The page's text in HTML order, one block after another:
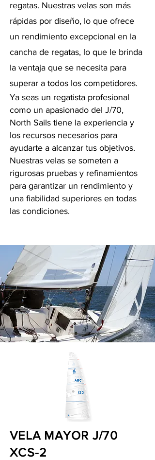
regatas. Nuestras velas son más
rápidas por diseño, lo que ofrece
un rendimiento excepcional en la
cancha de regatas, lo que le brinda
la ventaja que se necesita para
superar a todos los competidores.
Ya seas un regatista profesional
como un apasionado del J/70,
North Sails tiene la experiencia y
los recursos necesarios para
ayudarte a alcanzar tus objetivos.
Nuestras velas se someten a
rigurosas pruebas y refinamientos
para garantizar un rendimiento y
una fiabilidad superiores en todas
las condiciones.
VELA MAYOR J/70
XCS-2